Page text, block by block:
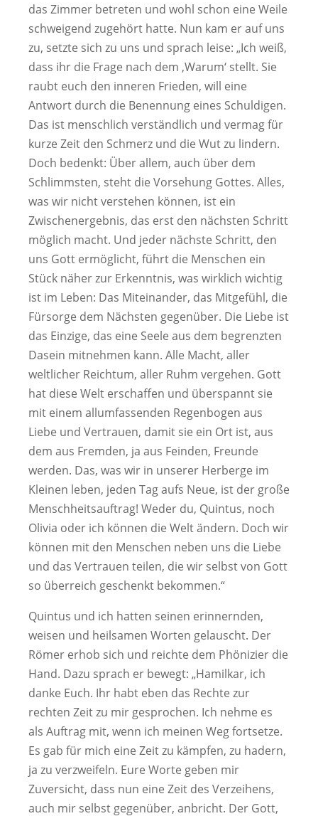
das Zimmer betreten und wohl schon eine Weile
schweigend zugehört hatte. Nun kam er auf uns
zu, setzte sich zu uns und sprach leise: „Ich weiß,
dass ihr die Frage nach dem ‚Warum‘ stellt. Sie
raubt euch den inneren Frieden, will eine
Antwort durch die Benennung eines Schuldigen.
Das ist menschlich verständlich und vermag für
kurze Zeit den Schmerz und die Wut zu lindern.
Doch bedenkt: Über allem, auch über dem
Schlimmsten, steht die Vorsehung Gottes. Alles,
was wir nicht verstehen können, ist ein
Zwischenergebnis, das erst den nächsten Schritt
möglich macht. Und jeder nächste Schritt, den
uns Gott ermöglicht, führt die Menschen ein
Stück näher zur Erkenntnis, was wirklich wichtig
ist im Leben: Das Miteinander, das Mitgefühl, die
Fürsorge dem Nächsten gegenüber. Die Liebe ist
das Einzige, das eine Seele aus dem begrenzten
Dasein mitnehmen kann. Alle Macht, aller
weltlicher Reichtum, aller Ruhm vergehen. Gott
hat diese Welt erschaffen und überspannt sie
mit einem allumfassenden Regenbogen aus
Liebe und Vertrauen, damit sie ein Ort ist, aus
dem aus Fremden, ja aus Feinden, Freunde
werden. Das, was wir in unserer Herberge im
Kleinen leben, jeden Tag aufs Neue, ist der große
Menschheitsauftrag! Weder du, Quintus, noch
Olivia oder ich können die Welt ändern. Doch wir
können mit den Menschen neben uns die Liebe
und das Vertrauen teilen, die wir selbst von Gott
so überreich geschenkt bekommen.“
Quintus und ich hatten seinen erinnernden,
weisen und heilsamen Worten gelauscht. Der
Römer erhob sich und reichte dem Phönizier die
Hand. Dazu sprach er bewegt: „Hamilkar, ich
danke Euch. Ihr habt eben das Rechte zur
rechten Zeit zu mir gesprochen. Ich nehme es
als Auftrag mit, wenn ich meinen Weg fortsetze.
Es gab für mich eine Zeit zu kämpfen, zu hadern,
ja zu verzweifeln. Eure Worte geben mir
Zuversicht, dass nun eine Zeit des Verzeihens,
auch mir selbst gegenüber, anbricht. Der Gott,